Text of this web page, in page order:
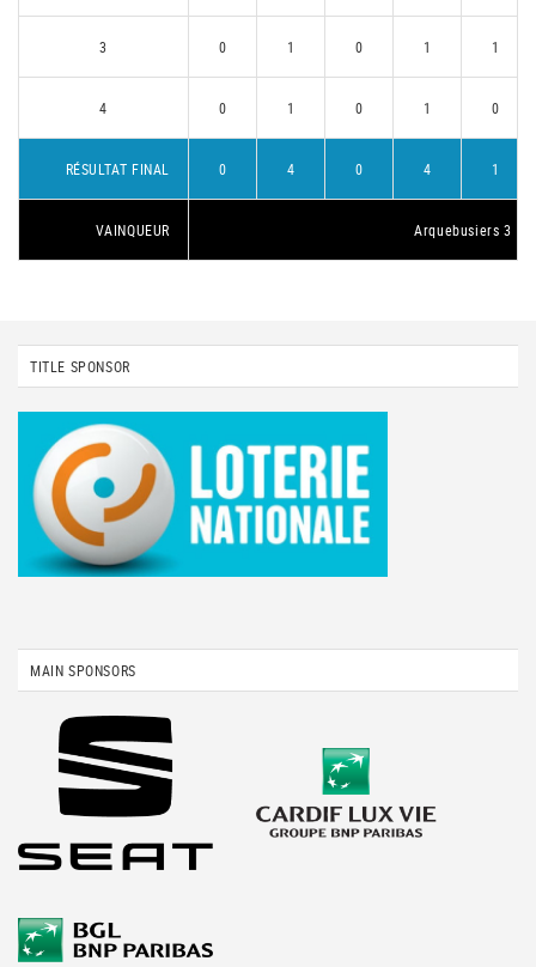
3 0 1 0 1 1
4 0 1 0 1 0
RÉSULTAT FINAL 0 4 0 4 1
VAINQUEUR Arquebusiers 3
TITLE SPONSOR
MAIN SPONSORS